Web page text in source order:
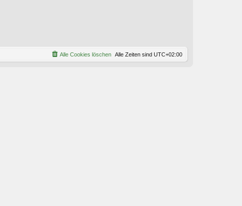
Alle Zeiten sind UTC+02:00
Alle Cookies löschen